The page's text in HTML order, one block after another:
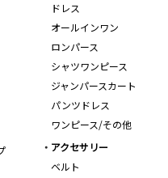
ドレス
オールインワン
ロンパース
シャツワンピース
ジャンパースカート
パンツドレス
ワンピース/その他
アクセサリー
ベルト